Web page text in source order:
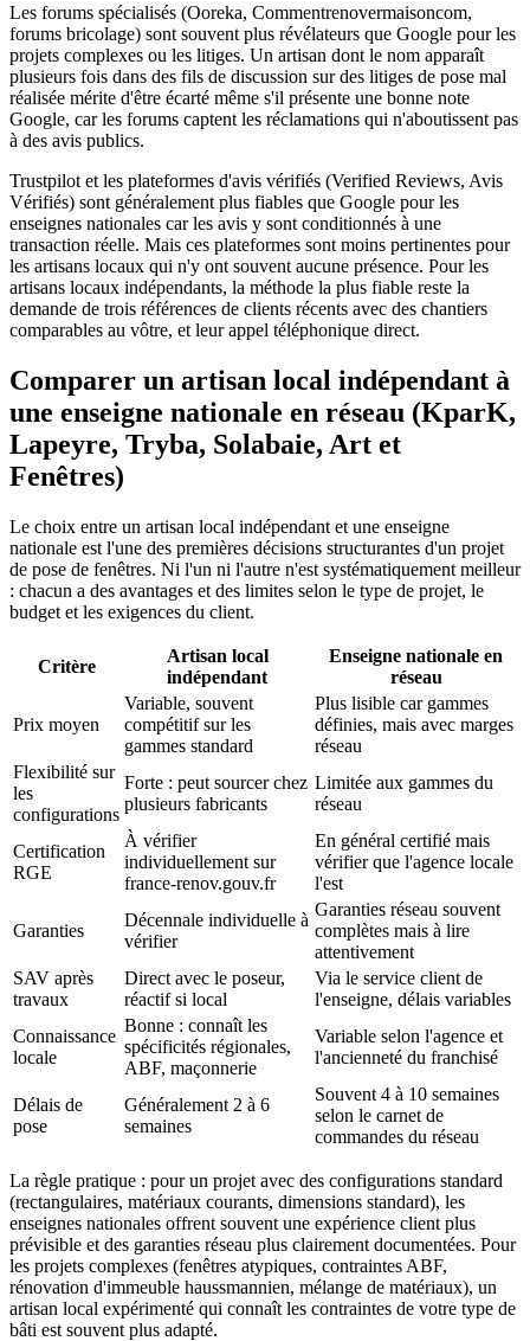
Les forums spécialisés (Ooreka, Commentrenovermaisoncom,
forums bricolage) sont souvent plus révélateurs que Google pour les
projets complexes ou les litiges. Un artisan dont le nom apparaît
plusieurs fois dans des fils de discussion sur des litiges de pose mal
réalisée mérite d'être écarté même s'il présente une bonne note
Google, car les forums captent les réclamations qui n'aboutissent pas
à des avis publics.
Trustpilot et les plateformes d'avis vérifiés (Verified Reviews, Avis
Vérifiés) sont généralement plus fiables que Google pour les
enseignes nationales car les avis y sont conditionnés à une
transaction réelle. Mais ces plateformes sont moins pertinentes pour
les artisans locaux qui n'y ont souvent aucune présence. Pour les
artisans locaux indépendants, la méthode la plus fiable reste la
demande de trois références de clients récents avec des chantiers
comparables au vôtre, et leur appel téléphonique direct.
Comparer un artisan local indépendant à
une enseigne nationale en réseau (KparK,
Lapeyre, Tryba, Solabaie, Art et
Fenêtres)
Le choix entre un artisan local indépendant et une enseigne
nationale est l'une des premières décisions structurantes d'un projet
de pose de fenêtres. Ni l'un ni l'autre n'est systématiquement meilleur
: chacun a des avantages et des limites selon le type de projet, le
budget et les exigences du client.
Critère
Artisan local
indépendant
Enseigne nationale en
réseau
Prix moyen
Variable, souvent
compétitif sur les
gammes standard
Plus lisible car gammes
définies, mais avec marges
réseau
Flexibilité sur
les
configurations
Forte : peut sourcer chez
plusieurs fabricants
Limitée aux gammes du
réseau
Certification
RGE
À vérifier
individuellement sur
france-renov.gouv.fr
En général certifié mais
vérifier que l'agence locale
l'est
Garanties
Décennale individuelle à
vérifier
Garanties réseau souvent
complètes mais à lire
attentivement
SAV après
travaux
Direct avec le poseur,
réactif si local
Via le service client de
l'enseigne, délais variables
Connaissance
locale
Bonne : connaît les
spécificités régionales,
ABF, maçonnerie
Variable selon l'agence et
l'ancienneté du franchisé
Délais de
pose
Généralement 2 à 6
semaines
Souvent 4 à 10 semaines
selon le carnet de
commandes du réseau
La règle pratique : pour un projet avec des configurations standard
(rectangulaires, matériaux courants, dimensions standard), les
enseignes nationales offrent souvent une expérience client plus
prévisible et des garanties réseau plus clairement documentées. Pour
les projets complexes (fenêtres atypiques, contraintes ABF,
rénovation d'immeuble haussmannien, mélange de matériaux), un
artisan local expérimenté qui connaît les contraintes de votre type de
bâti est souvent plus adapté.